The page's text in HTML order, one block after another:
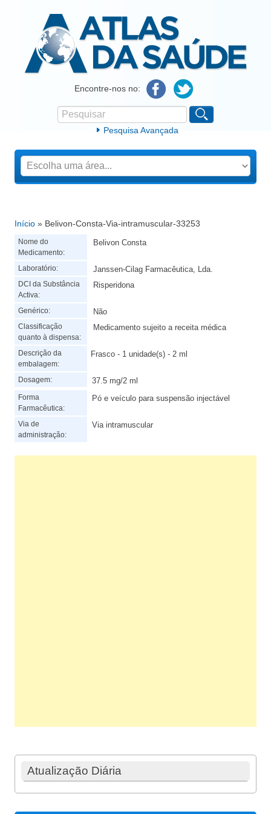
Atlas da SaúdeEncontre-nos no:
Formulário de procura
Pesquisar
Pesquisa Avançada
Está aqui
Início » Belivon-Consta-Via-intramuscular-33253
Nome do
Medicamento:
Belivon Consta
Laboratório: Janssen-Cilag Farmacêutica, Lda.
DCI da Substância
Activa:
Risperidona
Genérico: Não
Classificação
quanto à dispensa:
Medicamento sujeito a receita médica
Descrição da
embalagem:
Frasco - 1 unidade(s) - 2 ml
Dosagem: 37.5 mg/2 ml
Forma
Farmacêutica:
Pó e veículo para suspensão injectável
Via de
administração:
Via intramuscular
Atualização Diária